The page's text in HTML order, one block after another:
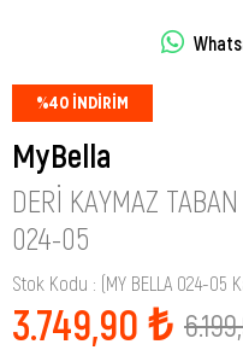
%40 İNDIRIM
MyBella
DERI KAYMAZ
024-05
Stok Kodu (MY BELLA 024-05
3.749,90 ₺